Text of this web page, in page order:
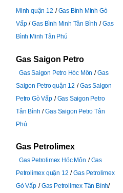
Minh quận 12
Gas Bình Minh Gò
Vấp
Gas Bình Minh Tân Bình
Gas
Bình Minh Tân Phú
Gas Saigon Petro
Gas Saigon Petro Hóc Môn
Gas
Saigon Petro quận 12
Gas Saigon
Petro Gò Vấp
Gas Saigon Petro
Tân Bình
Gas Saigon Petro Tân
Phú
Gas Petrolimex
Gas Petrolimex Hóc Môn
Gas
Petrolimex quận 12
Gas Petrolimex
Gò Vấp
Gas Petrolimex Tân Bình